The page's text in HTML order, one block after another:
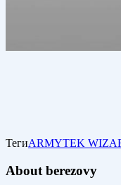
ТегиARMYTEK
About berezovy